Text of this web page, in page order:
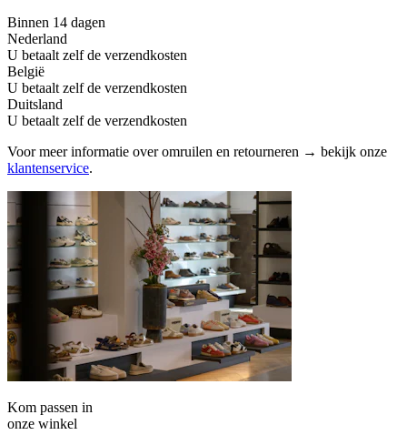
Binnen 14 dagen
Nederland
U betaalt zelf de verzendkosten
België
U betaalt zelf de verzendkosten
Duitsland
U betaalt zelf de verzendkosten
Voor meer informatie over omruilen en retourneren → bekijk onze
klantenservice.
Kom passen in
onze winkel